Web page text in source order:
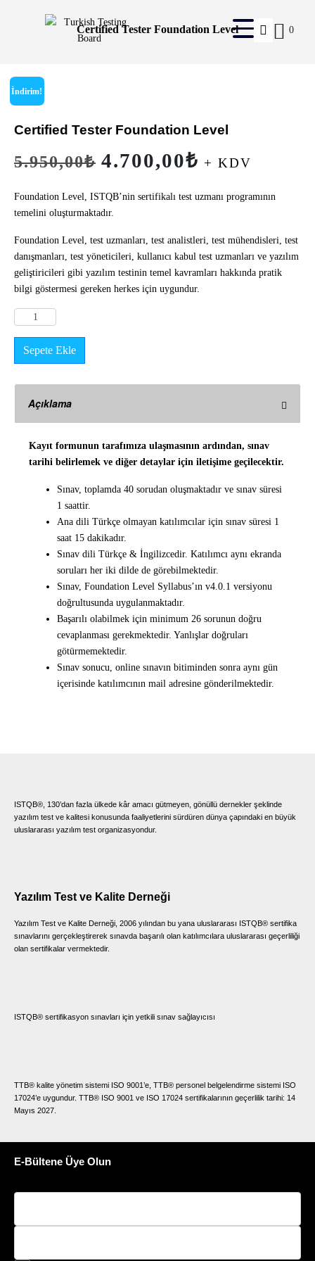
0
Certified Tester Foundation Level
İndirim!
Certified Tester Foundation Level
5.950,00₺ 4.700,00₺ + KDV
Foundation Level, ISTQB’nin sertifikalı test uzmanı programının
temelini oluşturmaktadır.
Foundation Level, test uzmanları, test analistleri, test mühendisleri, test
danışmanları, test yöneticileri, kullanıcı kabul test uzmanları ve yazılım
geliştiricileri gibi yazılım testinin temel kavramları hakkında pratik
bilgi göstermesi gereken herkes için uygundur.
Sepete Ekle
Açıklama
Kayıt formunun tarafımıza ulaşmasının ardından, sınav
tarihi belirlemek ve diğer detaylar için iletişime geçilecektir.
Sınav, toplamda 40 sorudan oluşmaktadır ve sınav süresi
1 saattir.
Ana dili Türkçe olmayan katılımcılar için sınav süresi 1
saat 15 dakikadır.
Sınav dili Türkçe & İngilizcedir. Katılımcı aynı ekranda
soruları her iki dilde de görebilmektedir.
Sınav, Foundation Level Syllabus’ın v4.0.1 versiyonu
doğrultusunda uygulanmaktadır.
Başarılı olabilmek için minimum 26 sorunun doğru
cevaplanması gerekmektedir. Yanlışlar doğruları
götürmemektedir.
Sınav sonucu, online sınavın bitiminden sonra aynı gün
içerisinde katılımcının mail adresine gönderilmektedir.
ISTQB®, 130’dan fazla ülkede kâr amacı gütmeyen, gönüllü dernekler şeklinde
yazılım test ve kalitesi konusunda faaliyetlerini sürdüren dünya çapındaki en büyük
uluslararası yazılım test organizasyondur.
Yazılım Test ve Kalite Derneği
Yazılım Test ve Kalite Derneği, 2006 yılından bu yana uluslararası ISTQB® sertifika
sınavlarını gerçekleştirerek sınavda başarılı olan katılımcılara uluslararası geçerliliği
olan sertifikalar vermektedir.
ISTQB® sertifikasyon sınavları için yetkili sınav sağlayıcısı
TTB® kalite yönetim sistemi ISO 9001’e, TTB® personel belgelendirme sistemi ISO
17024’e uygundur. TTB® ISO 9001 ve ISO 17024 sertifikalarının geçerlilik tarihi: 14
Mayıs 2027.
E-Bültene Üye Olun